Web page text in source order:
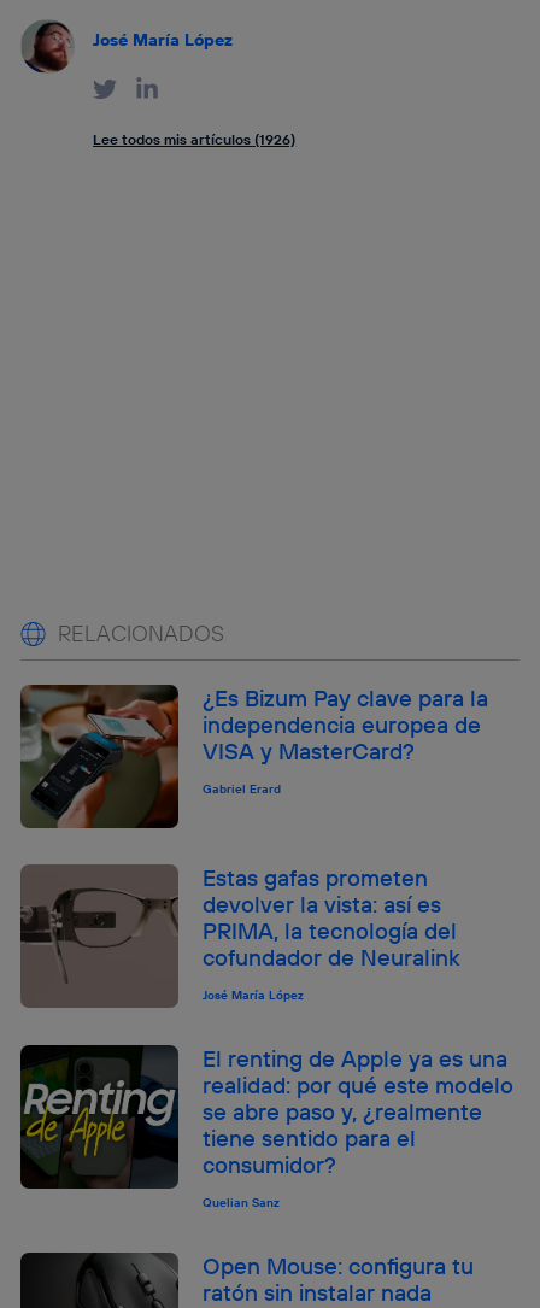
José María López
Lee todos mis artículos (1926)
RELACIONADOS
¿Es Bizum Pay clave para la
independencia europea de
VISA y MasterCard?
Gabriel Erard
Estas gafas prometen
devolver la vista: así es
PRIMA, la tecnología del
cofundador de Neuralink
José María López
El renting de Apple ya es una
realidad: por qué este modelo
se abre paso y, ¿realmente
tiene sentido para el
consumidor?
Quelian Sanz
Open Mouse: configura tu
ratón sin instalar nada